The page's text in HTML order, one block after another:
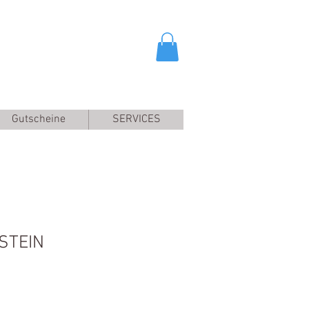
Gutscheine SERVICES